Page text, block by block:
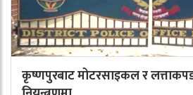
कृष्णपुरबाट मोटरसाइकल र